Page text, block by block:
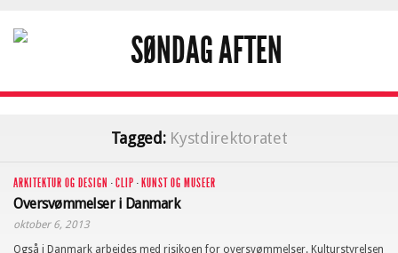
Tagged: Kystdirektoratet
ARKITEKTUR OG DESIGN ·CLIP · KUNST OG MUSEER
Oversvømmelser i Danmark
oktober 6, 2013
Også i Danmark arbejdes med risikoen for oversvømmelser. Kulturstyrelsen